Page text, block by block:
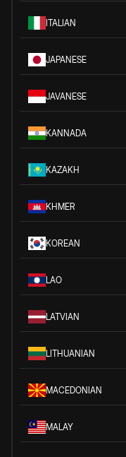
ITALIAN
JAPANESE
JAVANESE
KANNADA
KAZAKH
KHMER
KOREAN
LAO
LATVIAN
LITHUANIAN
MACEDONIAN
MALAY